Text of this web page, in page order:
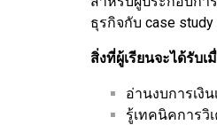
ธุรกิจกับ case study
สิ่งที่ผู้เรียนจะได้รับ
อ่านงบการเงิ
รู้เทคนิคการวิ